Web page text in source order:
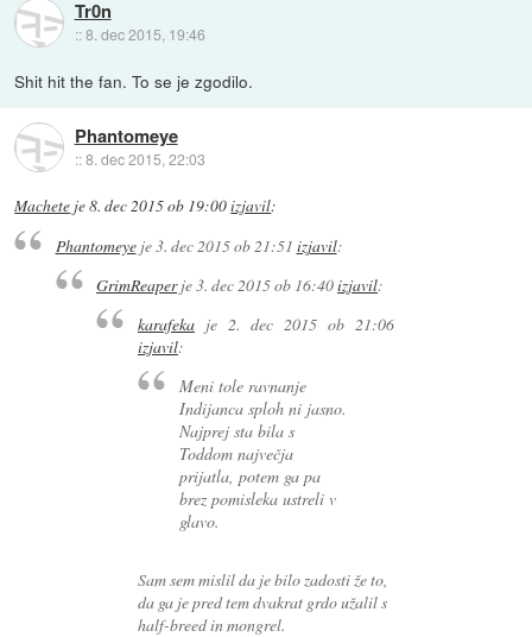
Tr0n
::8. dec 2015, 19:46
Shit hit the fan. To se je zgodilo.
Phantomeye
::8. dec 2015, 22:03
Machete je8. dec 2015 ob 19:00izjavil:
Phantomeyeje3. dec 2015 ob 21:51 izjavil:
GrimReaperje3. dec 2015 ob 16:40izjavil:
karafekaje 2. dec 2015 ob 21:06
izjavil:
Meni tole ravnanje
Indijanca sploh ni jasno.
Najprej sta bila s
Toddom največja
prijatla, potem ga pa
brez pomisleka ustreli v
glavo.
Sam sem mislil da je bilo zadosti že to,
da ga je pred tem dvakrat grdo užalil s
half-breed in mongrel.